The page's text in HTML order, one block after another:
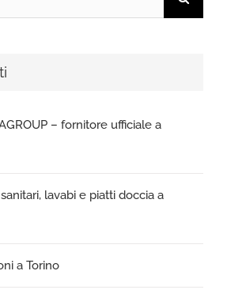
– fornitore ufficiale a
lavabi e piatti doccia a
a Torino